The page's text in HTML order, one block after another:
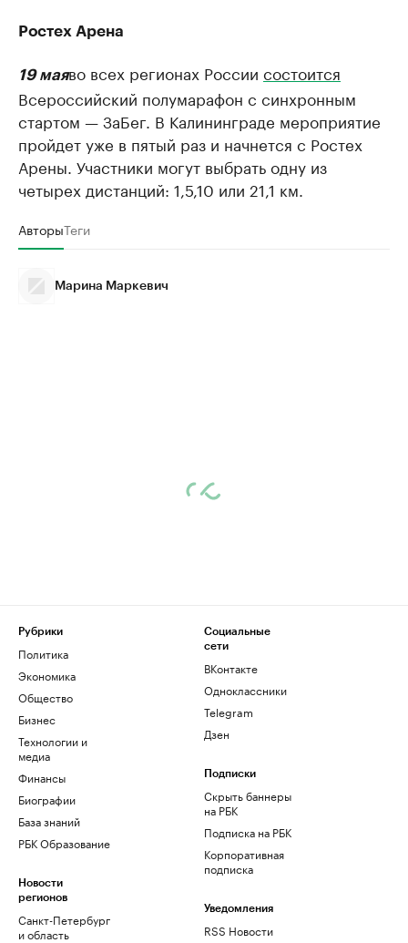
Ростех Арена
19 маяво всех регионах России состоится
Всероссийский полумарафон с синхронным
стартом — ЗаБег. В Калининграде мероприятие
пройдет уже в пятый раз и начнется с Ростех
Арены. Участники могут выбрать одну из
четырех дистанций: 1,5,10 или 21,1 км.
АвторыТеги
Марина Маркевич
Рубрики
Политика
Экономика
Общество
Бизнес
Технологии и
медиа
Финансы
Биографии
База знаний
РБК Образование
Новости
регионов
Санкт-Петербург
и область
Социальные
сети
ВКонтакте
Одноклассники
Telegram
Дзен
Подписки
Скрыть баннеры
на РБК
Подписка на РБК
Корпоративная
подписка
Уведомления
RSS Новости